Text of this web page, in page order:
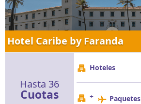
Hotel Caribe by Faranda
Hasta 36
Cuotas
Hoteles
+ Paquetes